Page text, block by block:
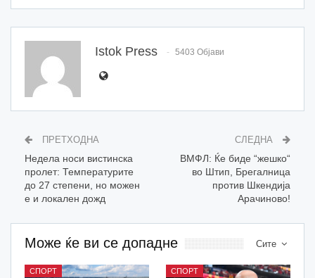
Istok Press 5403 Објави
ПРЕТХОДНА
Недела носи вистинска
пролет: Температурите
до 27 степени, но можен
е и локален дожд
СЛЕДНА
ВМФЛ: Ќе биде “жешко“
во Штип, Брегалница
против Шкендија
Арачиново!
Сите
Може ќе ви се допадне
СПОРТ СПОРТ